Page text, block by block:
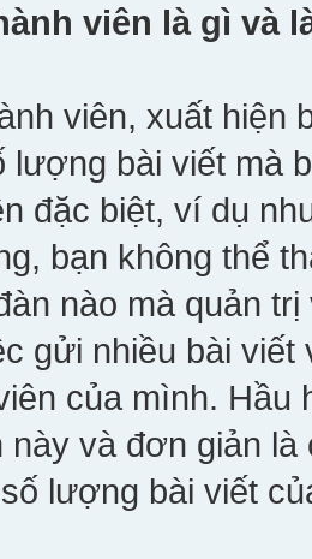
viên là gì và
viên, xuất
lượng bài viết mà
đặc biệt, ví dụ
bạn không thể
nào mà quản
gửi nhiều bài
của mình. Hầu
này và đơn giản
lượng bài viết